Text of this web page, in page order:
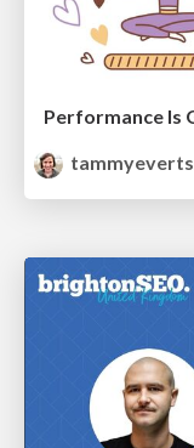
tammyeverts